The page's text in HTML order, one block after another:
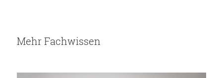
Mehr Fachwissen